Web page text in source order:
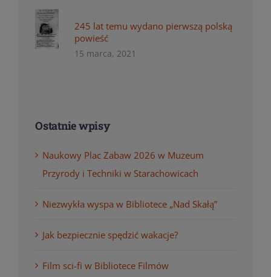
245 lat temu wydano pierwszą polską
powieść
15 marca, 2021
Ostatnie wpisy
Naukowy Plac Zabaw 2026 w Muzeum
Przyrody i Techniki w Starachowicach
Niezwykła wyspa w Bibliotece „Nad Skałą”
Jak bezpiecznie spędzić wakacje?
Film sci-fi w Bibliotece Filmów